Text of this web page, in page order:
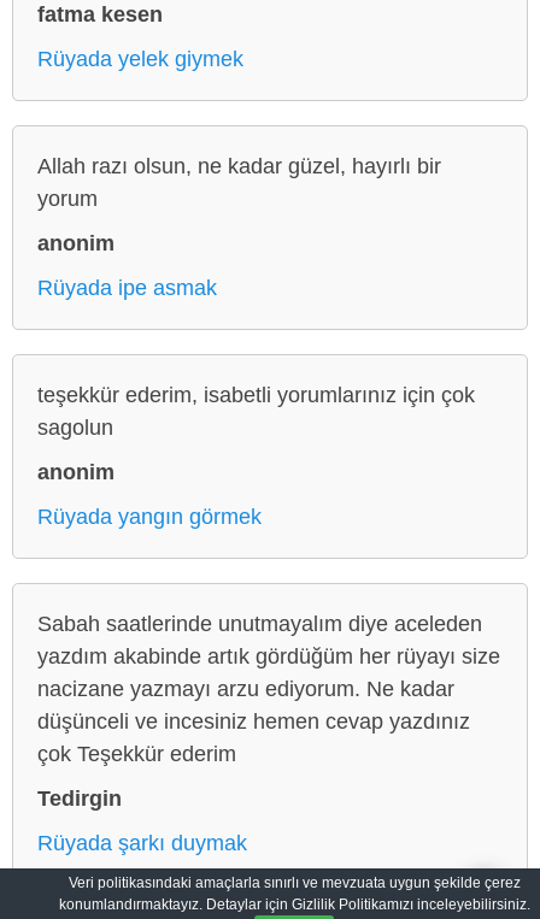
fatma kesen
Rüyada yelek giymek
Allah razı olsun, ne kadar güzel, hayırlı bir
yorum
anonim
Rüyada ipe asmak
teşekkür ederim, isabetli yorumlarınız için çok
sagolun
anonim
Rüyada yangın görmek
Sabah saatlerinde unutmayalım diye aceleden
yazdım akabinde artık gördüğüm her rüyayı size
nacizane yazmayı arzu ediyorum. Ne kadar
düşünceli ve incesiniz hemen cevap yazdınız
çok Teşekkür ederim
Tedirgin
Rüyada şarkı duymak
Veri politikasındaki amaçlarla sınırlı ve mevzuata uygun şekilde çerez
konumlandırmaktayız. Detaylar için Gizlilik Politikamızı inceleyebilirsiniz.